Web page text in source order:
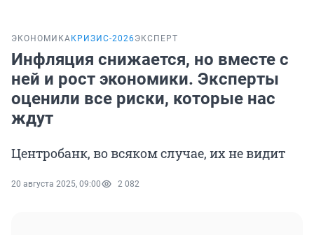
ЭКОНОМИКА КРИЗИС-2026ЭКСПЕРТ
Инфляция снижается, но вместе с
ней и рост экономики. Эксперты
оценили все риски, которые нас
ждут
Центробанк, во всяком случае, их не видит
20 августа 2025, 09:00 2 082